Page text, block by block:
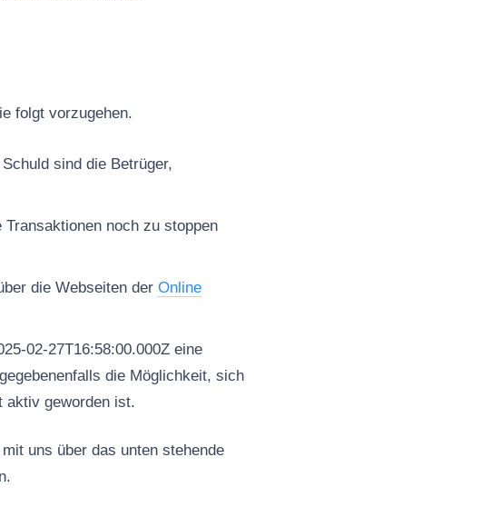
folgt vorzugehen.
sind die Betrüger,
noch zu stoppen
die Webseiten der Online
02-27T16:58:00.000Z eine
die Möglichkeit, sich
aktiv geworden ist.
uns über das unten stehende